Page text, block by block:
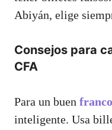
Abiyán, elige
Consejos para
CFA
Para un buen
inteligente. Usa